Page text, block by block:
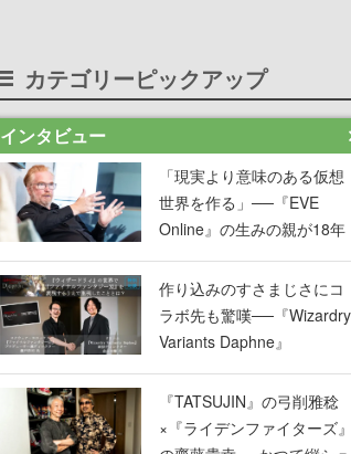
カテゴリーピックアップ
インタビュー
「現実より意味のある仮想
世界を作る」──『EVE
Online』の生みの親が18年
掲げ続ける”クレイジーな宣
言”は、比喩ではなく本気だ
った
作り込みのすさまじさにコ
ラボ先も驚嘆──『Wizardry
Variants Daphne』
×『FFXI』コラボが期間限
定なのにジョブもキャラも
武器も戦闘システムもワン
オフで作り込まれた理由を
『TATSUJIN』の弓削雅稔
×『ライデンファイターズ』